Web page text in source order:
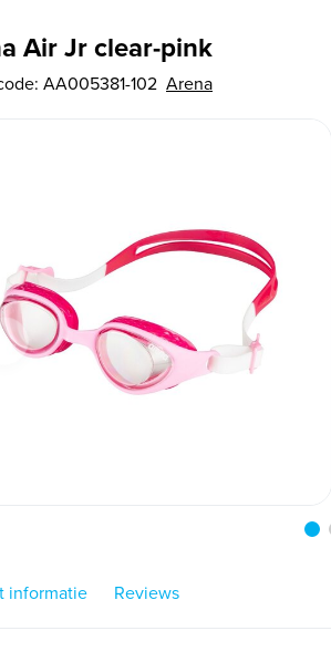
Air Jr clear-pink
AA005381-102 Arena
informatie Reviews